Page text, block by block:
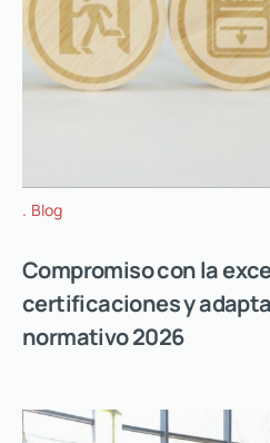
Blog
Compromiso con la
certificaciones y
normativo 2026